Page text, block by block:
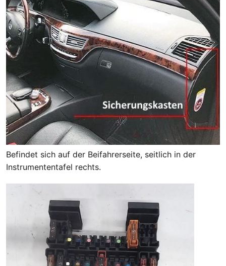
Befindet sich auf der Beifahrerseite, seitlich in der
Instrumententafel rechts.